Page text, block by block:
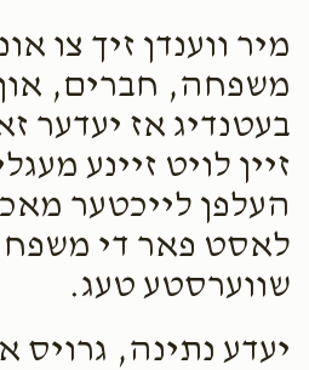
מיר ווענדן זיך צו
משפחה, חברים, און
בעטנדיג אז יעדער
זיין לויט זיינע
העלפן לייכטער
לאסט פאר די
שווערסטע טעג.
יעדע נתינה, גרויס